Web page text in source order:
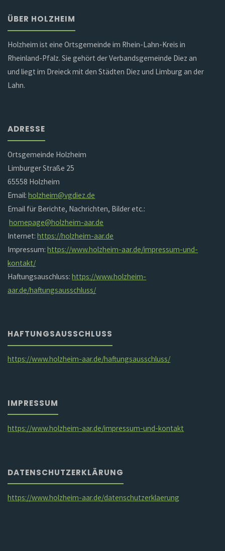
ÜBER HOLZHEIM
Holzheim ist eine Ortsgemeinde im Rhein-Lahn-Kreis in
Rheinland-Pfalz. Sie gehört der Verbandsgemeinde Diez an
und liegt im Dreieck mit den Städten Diez und Limburg an der
Lahn.
ADRESSE
Ortsgemeinde Holzheim
Limburger Straße 25
65558 Holzheim
Email:holzheim@vgdiez.de
Email für Berichte, Nachrichten, Bilder etc.:
homepage@holzheim-aar.de
Internet:https://holzheim-aar.de
Impressum:https://www.holzheim-aar.de/impressum-und-
kontakt/
Haftungsauschluss:https://www.holzheim-
aar.de/haftungsausschluss/
HAFTUNGSAUSSCHLUSS
https://www.holzheim-aar.de/haftungsausschluss/
IMPRESSUM
https://www.holzheim-aar.de/impressum-und-kontakt
DATENSCHUTZERKLÄRUNG
https://www.holzheim-aar.de/datenschutzerklaerung